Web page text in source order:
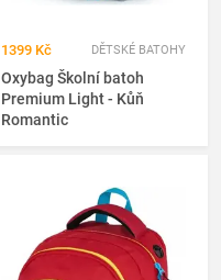
1399 Kč DĚTSKÉ BATOHY
Oxybag Školní batoh
Premium Light - Kůň
Romantic